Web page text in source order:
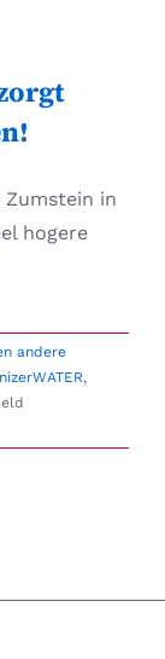
Zumstein in
hogere
andere
,
van
wijnen!